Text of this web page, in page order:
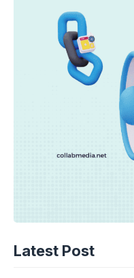
Latest Post
EKONOMI
di Hormuz